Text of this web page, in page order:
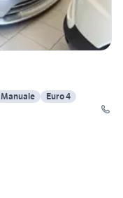
Manuale
Euro 4